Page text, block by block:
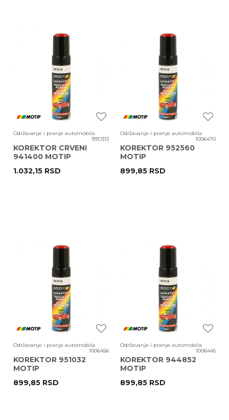
Održavanje i pranje automobila
99D313
KOREKTOR CRVENI
941400 MOTIP
1.032,15 RSD
Održavanje i pranje automobila
1006470
KOREKTOR 952560
MOTIP
899,85 RSD
Održavanje i pranje automobila
1006456
KOREKTOR 951032
MOTIP
899,85 RSD
Održavanje i pranje automobila
1006445
KOREKTOR 944852
MOTIP
899,85 RSD